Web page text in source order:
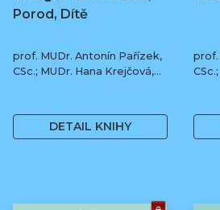
Porod, Dítě
prof. MUDr. Antonín Pařízek,
CSc.; MUDr. Hana Krejčová,
Tomáš Honzík, Ph.D. a kol.
DETAIL KNIHY
prof.